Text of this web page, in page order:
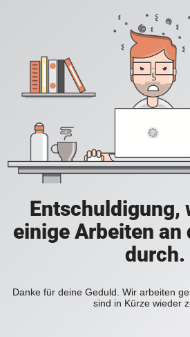
Entschuldigung,
einige Arbeiten an
durch.
Danke für deine Geduld. Wir arbeiten
sind in Kürze wieder